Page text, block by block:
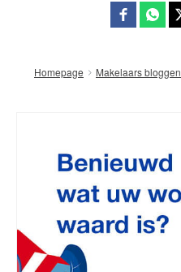
Homepage Makelaars bloggen